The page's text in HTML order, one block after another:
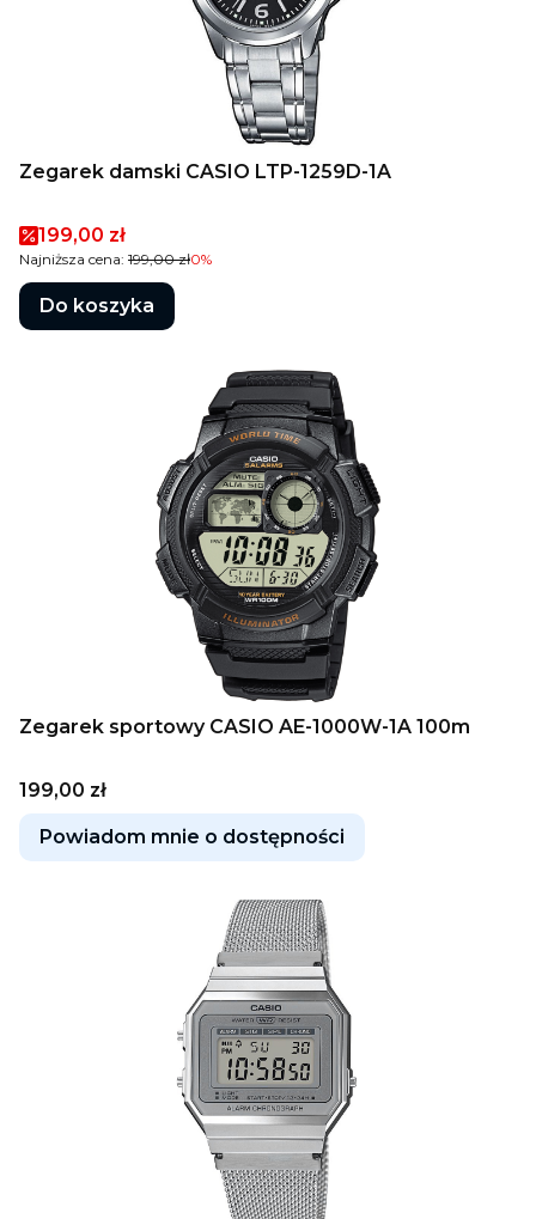
Zegarek damski CASIO LTP-1259D-1A
Cena promocyjna
199,00 zł
Najniższa cena: 199,00 zł0%
Do koszyka
Zegarek sportowy CASIO AE-1000W-1A 100m
Cena
199,00 zł
Powiadom mnie o dostępności